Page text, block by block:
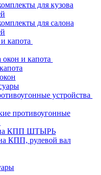
для кузова
для салона
капота
окон и капота
устройства
противоугонные
КПП ШТЫРЬ
КПП, рулевой вал